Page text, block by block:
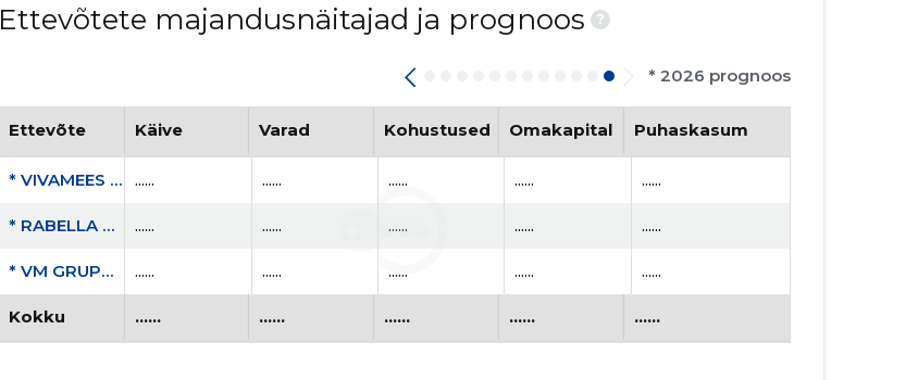
Ettevõtete majandusnäitajad ja prognoos
?
* 2026 prognoos
Ettevõte Käive Varad Kohustused Omakapital Puhaskasum
* VIVAMEES OÜ ...... ...... ...... ...... ......
* RABELLA OÜ ...... ...... ...... ...... ......
* VM GRUPP OÜ ...... ...... ...... ...... ......
Kokku ...... ...... ...... ...... ......